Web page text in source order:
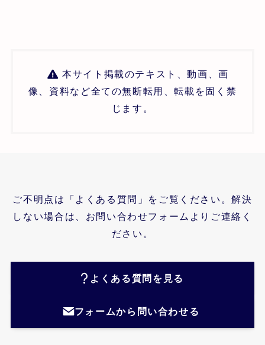
本サイト掲載のテキスト、動画、画
像、資料など全ての無断転用、転載を固く禁
じます。
ご不明点は「よくある質問」をご覧ください。解決
しない場合は、お問い合わせフォームよりご連絡く
ださい。
よくある質問を見る
フォームから問い合わせる